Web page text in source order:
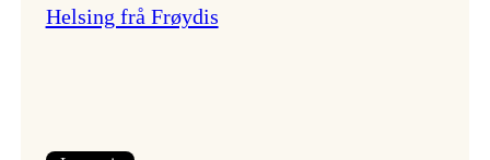
Helsing frå Frøydis